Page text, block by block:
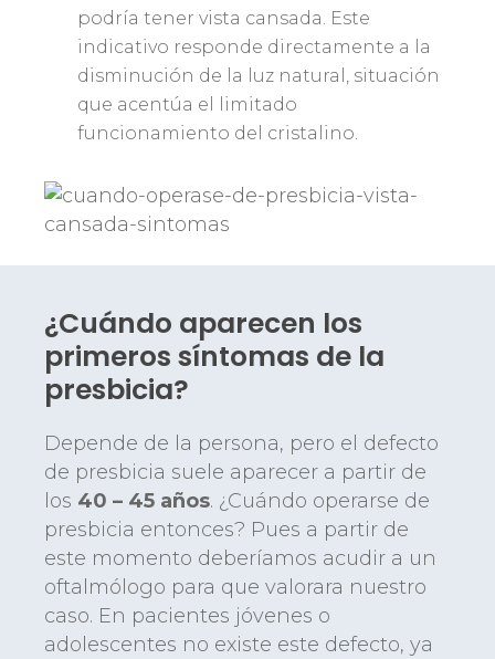
podría tener vista cansada. Este
indicativo responde directamente a la
disminución de la luz natural, situación
que acentúa el limitado
funcionamiento del cristalino.
¿Cuándo aparecen los
primeros síntomas de la
presbicia?
Depende de la persona, pero el defecto
de presbicia suele aparecer a partir de
los 40 – 45 años. ¿Cuándo operarse de
presbicia entonces? Pues a partir de
este momento deberíamos acudir a un
oftalmólogo para que valorara nuestro
caso. En pacientes jóvenes o
adolescentes no existe este defecto, ya